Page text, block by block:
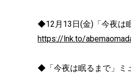
◆12月13日(金)「今夜は
https://lnk.to/
◆「今夜は眠るまで」ミ